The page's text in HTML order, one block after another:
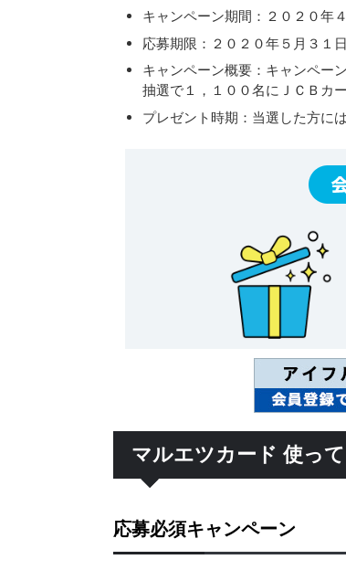
キャンペーン期間：２０２０年
応募期限：２０２０年５月３１日
キャンペーン概要：キャンペー
抽選で１，１００名にＪＣＢカ
プレゼント時期：当選した方に
マルエツカード 使っ
応募必須キャンペーン